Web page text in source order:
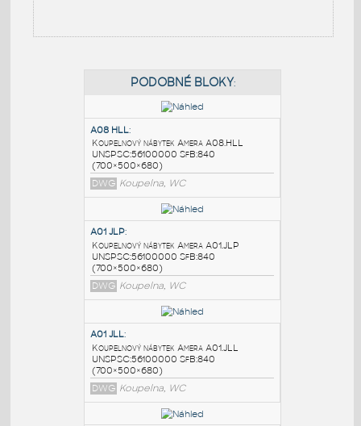
PODOBNÉ BLOKY
A08 HLL
Koupelnový nábytek Amera A08.HLL
UNSPSC:56100000 SfB:840
(700×500×680)
DWG Koupelna, WC